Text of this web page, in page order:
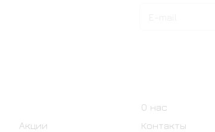
Акции
О нас
Контакты